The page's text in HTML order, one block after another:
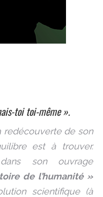
toi toi-même ».
redécouverte de son
est à trouver.
son ouvrage
de l’humanité »
scientifique (à